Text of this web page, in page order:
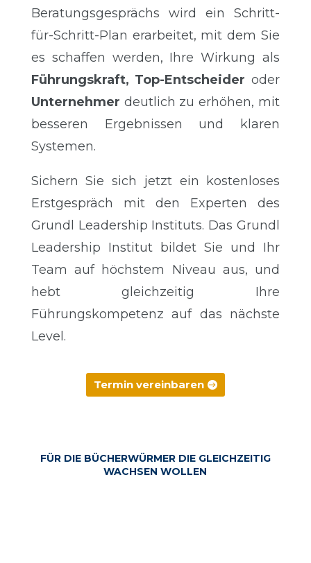
Beratungsgesprächs wird ein Schritt-
für-Schritt-Plan erarbeitet, mit dem Sie
es schaffen werden, Ihre Wirkung als
Führungskraft, Top-Entscheider oder
Unternehmer deutlich zu erhöhen, mit
besseren Ergebnissen und klaren
Systemen.
Sichern Sie sich jetzt ein kostenloses
Erstgespräch mit den Experten des
Grundl Leadership Instituts. Das Grundl
Leadership Institut bildet Sie und Ihr
Team auf höchstem Niveau aus, und
hebt gleichzeitig Ihre
Führungskompetenz auf das nächste
Level.
Termin vereinbaren
FÜR DIE BÜCHERWÜRMER DIE GLEICHZEITIG
WACHSEN WOLLEN